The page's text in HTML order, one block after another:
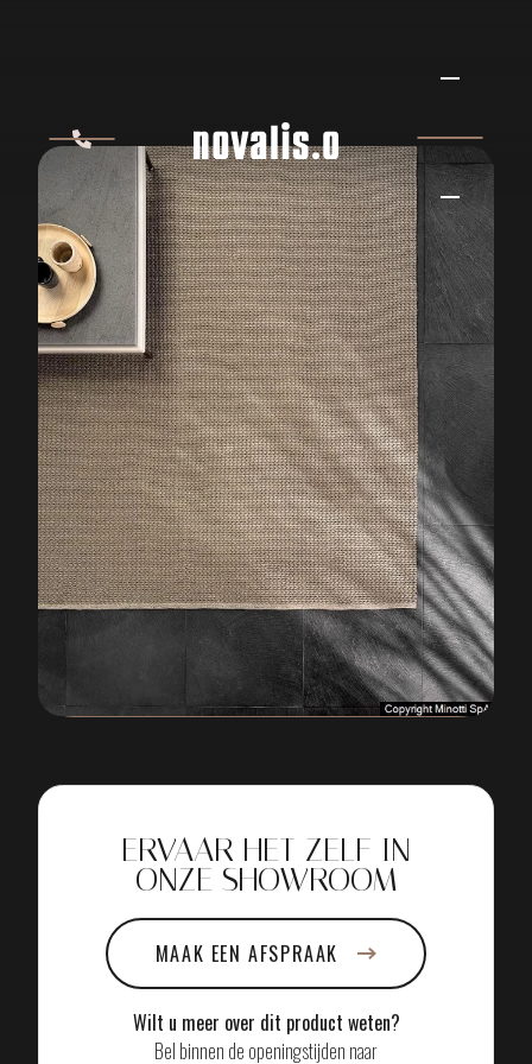
MINOTTI JERSEY
VLOERKLEED
MINOTTI
Vervaardigd uit strengen van vlechten die tezamen een spiraalvormig
weefsel vormen. En die daardoor het uiterlijk krijgen van een jersey-
stof. Het Minotti Jersey vloerkleed doet zijn naam dus zeker eer aan.
Dit designvloerkleed is verkrijgbaar in twee maten en drie
verschillende kleuren: zilver, ecru en donkergrijs. Collectie 2021 In
2021 bracht Minotti tevens het
LEES MEER
DOWNLOAD PDF
ERVAAR HET ZELF IN
ONZE SHOWROOM
MAAK EEN AFSPRAAK
Wilt u meer over dit product weten?
Bel binnen de openingstijden naar